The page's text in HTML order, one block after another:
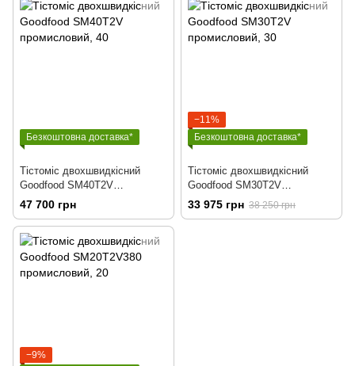
Безкоштовна доставка*
Тістоміс двохшвидкісний
Goodfood SM40T2V
промисловий
47 700 грн
−11%
Безкоштовна доставка*
Тістоміс двохшвидкісний
Goodfood SM30T2V
промисловий
33 975 грн 38 250 грн
−9%